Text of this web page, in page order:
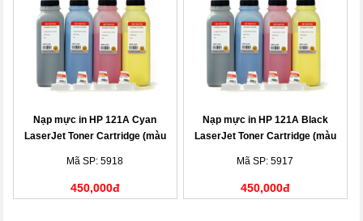
Nạp mực in HP 121A Cyan
LaserJet Toner Cartridge (màu
Mã SP: 5918
450,000đ
Nạp mực in HP 121A Black
LaserJet Toner Cartridge (màu
Mã SP: 5917
450,000đ